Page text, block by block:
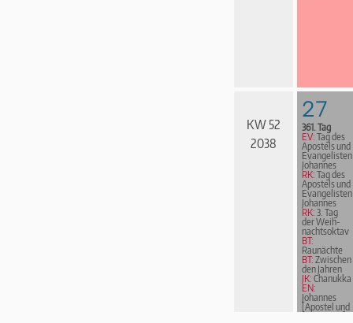
KW 52
2038
27
361. Tag
EV: Tag des
Apostels und
Evangelisten
Johannes
RK: Tag des
Apostels und
Evangelisten
Johannes
RK: 3. Tag
der Weih­
nachts­ok­tav
BT:
Raunächte
BT: Zwischen
den Jahren
JK: Chanukka
EN:
Johannes
[Apostel und
Evangelist]